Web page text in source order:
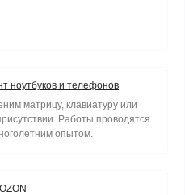
ноутбуков и телефонов
матрицу, клавиатуру или
Работы проводятся
опытом.